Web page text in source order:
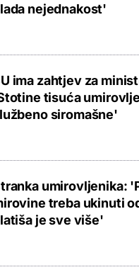
nejednakost'
ima zahtjev za
tisuća
siromašne'
umirovljenika:
treba ukinuti
je sve više'